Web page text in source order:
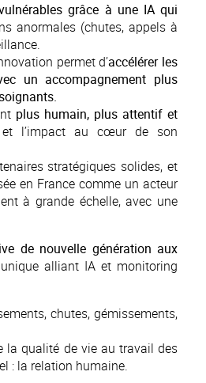
grâce à une IA qui
anormales (chutes, appels à
permet d’accélérer les
un accompagnement plus
plus humain, plus attentif et
et l’impact au cœur de son
stratégiques solides, et
en France comme un acteur
à grande échelle, avec une
de nouvelle génération aux
alliant IA et monitoring
chutes, gémissements,
la qualité de vie au travail des
: la relation humaine.